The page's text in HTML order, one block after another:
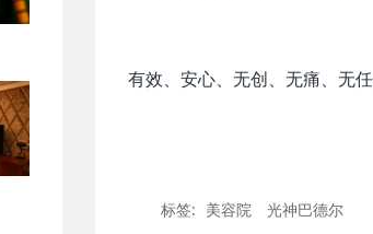
有效、安心、无创、无痛、无任
标签: 美容院 光神巴德尔